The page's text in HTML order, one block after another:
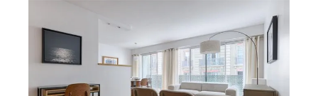
101,33 m
, 5 pièces
Ref : 10080
Appartement F5 à louer